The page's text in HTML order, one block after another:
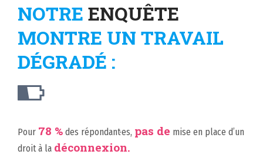
NOTRE ENQUÊTE
MONTRE UN TRAVAIL
DÉGRADÉ :
Pour 78 % des répondant·es, pas de mise en place d’un
droit à la déconnexion.